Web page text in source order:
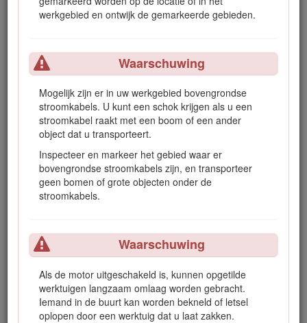
werkgebied en ontwijk de gemarkeerde gebieden.
Waarschuwing
Mogelijk zijn er in uw werkgebied bovengrondse
stroomkabels. U kunt een schok krijgen als u een
stroomkabel raakt met een boom of een ander
object dat u transporteert.
Inspecteer en markeer het gebied waar er
bovengrondse stroomkabels zijn, en transporteer
geen bomen of grote objecten onder de
stroomkabels.
Waarschuwing
Als de motor uitgeschakeld is, kunnen opgetilde
werktuigen langzaam omlaag worden gebracht.
Iemand in de buurt kan worden bekneld of letsel
oplopen door een werktuig dat u laat zakken.
Veiligheidssymbool
om uw aandacht op bijzondere informatie te vestigen.
Belangrijk
attendeert u op bijzondere technische informatie
aandacht verdient.
Dit product voldoet aan alle relevante Europese richtlijnen.
Zie voor meer informatie de inbouwverklaring aan het einde
van deze handleiding.
Waarschuwing
Gebruik van dit product kan leiden tot blootstelling aan
chemische stoffen waarvan de Staat Californië weet dat
ze kanker, geboorteafwijkingen en andere schade aan
het voortplantingssysteem veroorzaken.